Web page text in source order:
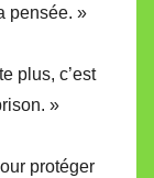
pensée. »
plus, c’est
»
protéger